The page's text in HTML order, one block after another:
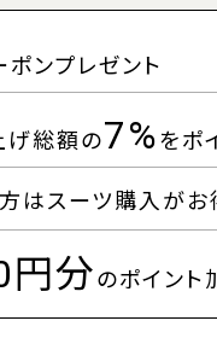
ポンプレゼント
げ総額の7%をポ
はスーツ購入がお
円分のポイント